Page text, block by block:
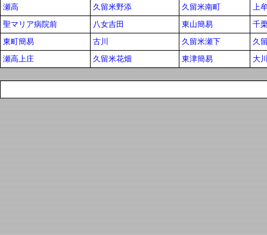
瀬高
久留米野添 久留米南町
上
聖マリア病院前
八女吉田 東山簡易
千
東町簡易
古川 久留米瀬下
久
瀬高上庄
久留米花畑 東津簡易 大